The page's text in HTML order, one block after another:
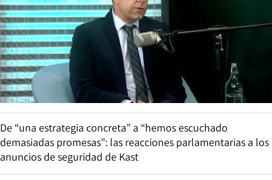
De “una estrategia concreta” a “hemos escuchado
demasiadas promesas”: las reacciones parlamentarias a los
anuncios de seguridad de Kast